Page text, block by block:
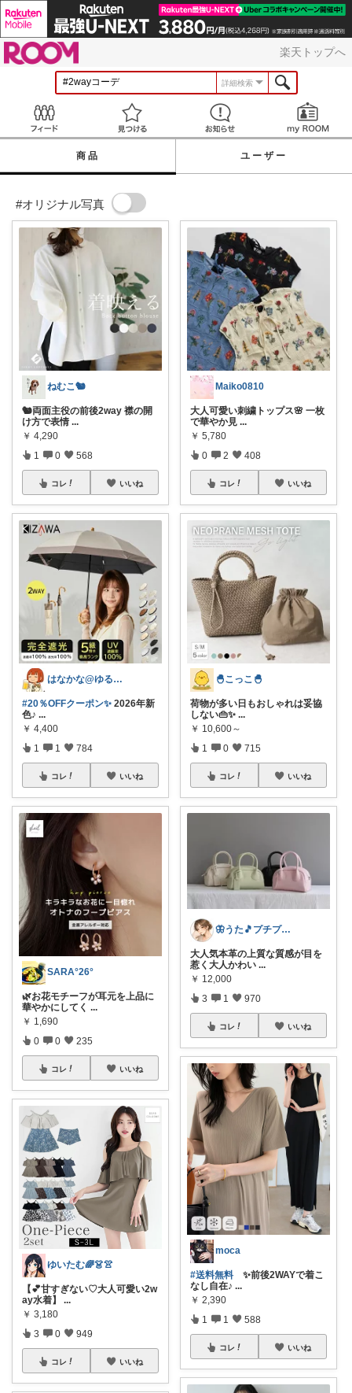
楽天トップへ
詳細検索
見つける お知らせ
商品 ユーザー
#オリジナル写真
ねむこ🐿
🐿両面主役の前後2way 襟の開
け方で表情 ...
￥ 4,290
1 0 568
コレ いいね
はなかな@ゆるふわ暮らし
#20％OFFクーポン✨ 2026年新
色♪ ...
￥ 4,400
1 1 784
コレ いいね
SARA°26°
🌿お花モチーフが耳元を上品に
華やかにしてく ...
￥ 1,690
0 0 235
コレ いいね
ゆいたむ🌈👗👚
【💕甘すぎない♡大人可愛い2w
ay水着】 ...
￥ 3,180
3 0 949
コレ いいね
Maiko0810
大人可愛い刺繍トップス🌸 一枚
で華やか見 ...
￥ 5,780
0 2 408
コレ いいね
🐣こっこ🐣
荷物が多い日もおしゃれは妥協
しない👜✨ ...
￥ 10,600～
1 0 715
コレ いいね
🦋うた🎵プチプラでも妥協したくない
大人気本革の上質な質感が目を
惹く大人かわい ...
￥ 12,000
3 1 970
コレ いいね
moca
#送料無料 ✨前後2WAYで着こ
なし自在♪ ...
￥ 2,390
1 1 588
コレ いいね